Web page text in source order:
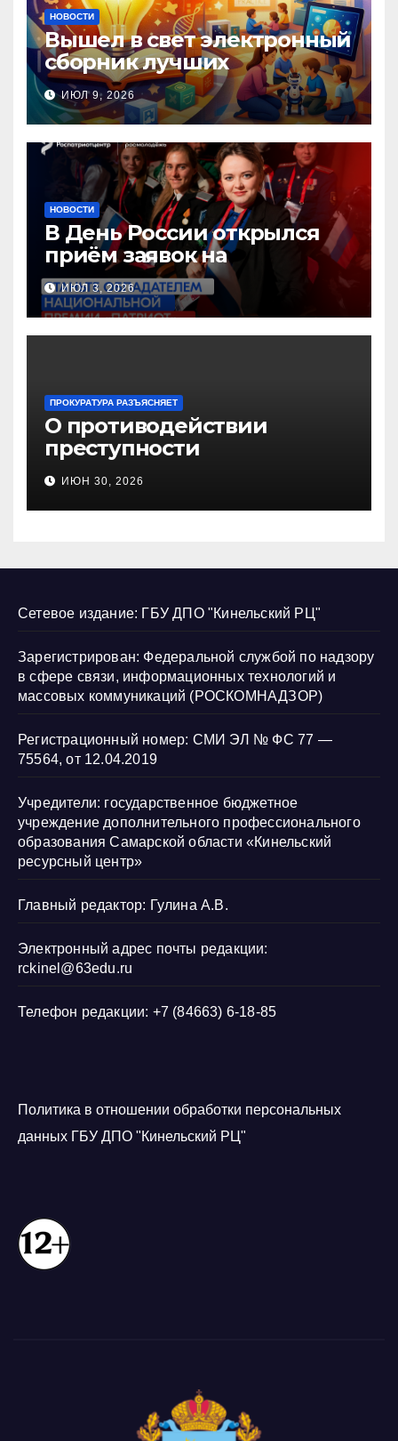
НОВОСТИ
Вышел в свет электронный
сборник лучших
инновационных практик
педагогов дошкольного
образования!
ИЮЛ 9, 2026
НОВОСТИ
В День России открылся
приём заявок на
Национальную премию
«Патриот»
ИЮЛ 3, 2026
ПРОКУРАТУРА РАЗЪЯСНЯЕТ
О противодействии
преступности
несовершеннолетних и
нарушению их прав
ИЮН 30, 2026
Сетевое издание: ГБУ ДПО "Кинельский РЦ"
Зарегистрирован: Федеральной службой по надзору
в сфере связи, информационных технологий и
массовых коммуникаций (РОСКОМНАДЗОР)
Регистрационный номер: СМИ ЭЛ № ФС 77 —
75564, от 12.04.2019
Учредители: государственное бюджетное
учреждение дополнительного профессионального
образования Самарской области «Кинельский
ресурсный центр»
Главный редактор: Гулина А.В.
Электронный адрес почты редакции:
rckinel@63edu.ru
Телефон редакции: +7 (84663) 6-18-85
Политика в отношении обработки персональных
данных ГБУ ДПО "Кинельский РЦ"